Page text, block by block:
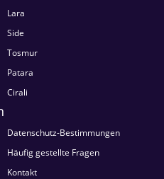
Lara
Side
Tosmur
Patara
Cirali
Datenschutz-Bestimmungen
Häufig gestellte Fragen
Kontakt